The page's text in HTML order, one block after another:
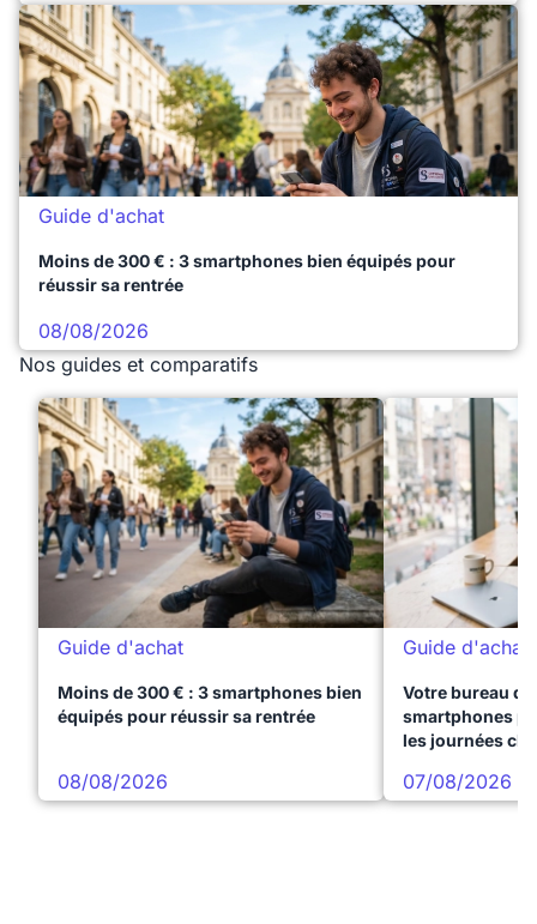
Guide d'achat
Moins de 300 € : 3 smartphones bien équipés pour
réussir sa rentrée
08/08/2026
Nos guides et comparatifs
Guide d'achat
Moins de 300 € : 3 smartphones bien
équipés pour réussir sa rentrée
08/08/2026
Guide d'achat
Votre bureau
smartphones
les journées
07/08/2026